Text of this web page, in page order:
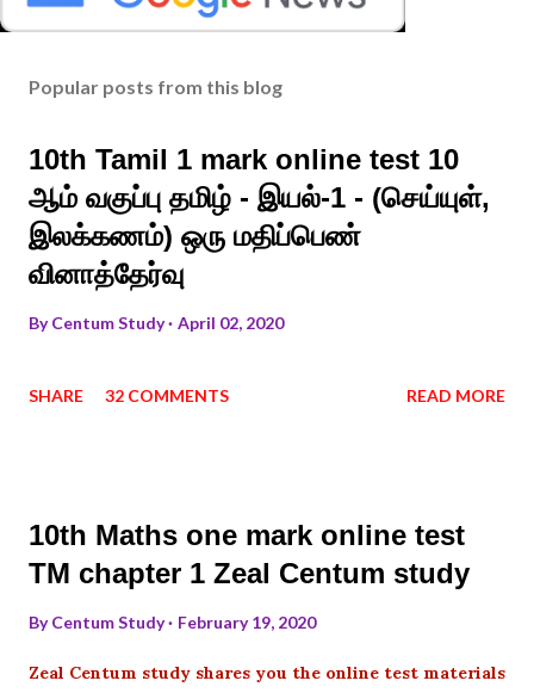
Popular posts from this blog
10th Tamil 1 mark online test 10
ஆம் வகுப்பு தமிழ் - இயல்-1 - (செய்யுள்,
இலக்கணம்) ஒரு மதிப்பெண்
வினாத்தேர்வு
ByCentum Study April 02, 2020
SHARE 32 COMMENTS READ MORE
10th Maths one mark online test
TM chapter 1 Zeal Centum study
ByCentum Study February 19, 2020
Zeal Centum study shares you the online test materials